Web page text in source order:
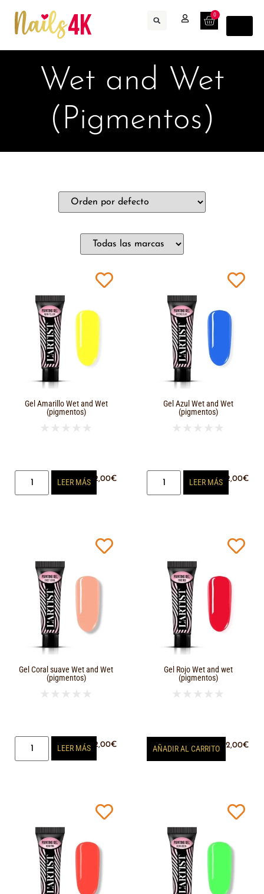
0
Wet and Wet
(Pigmentos)
Gel Amarillo Wet and Wet
(pigmentos)
★ ★ ★ ★ ★
12,00€
LEER MÁS
Gel Azul Wet and Wet
(pigmentos)
★ ★ ★ ★ ★
12,00€
LEER MÁS
Gel Coral suave Wet and Wet
(pigmentos)
★ ★ ★ ★ ★
12,00€
LEER MÁS
Gel Rojo Wet and wet
(pigmentos)
★ ★ ★ ★ ★
12,00€
AÑADIR AL CARRITO